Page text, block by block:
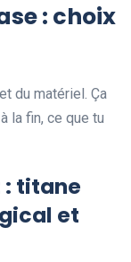
: choix
du matériel. Ça
la fin, ce que tu
titane
et